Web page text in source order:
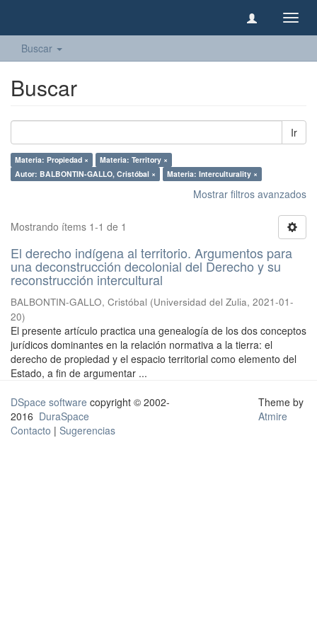
Buscar
Buscar
Ir
Materia: Propiedad ×
Materia: Territory ×
Autor: BALBONTIN-GALLO, Cristóbal ×
Materia: Interculturality ×
Mostrar filtros avanzados
Mostrando ítems 1-1 de 1
El derecho indígena al territorio. Argumentos para
una deconstrucción decolonial del Derecho y su
reconstrucción intercultural
BALBONTIN-GALLO, Cristóbal (Universidad del Zulia, 2021-01-
20)
El presente artículo practica una genealogía de los dos conceptos
jurídicos dominantes en la relación normativa a la tierra: el
derecho de propiedad y el espacio territorial como elemento del
Estado, a fin de argumentar ...
DSpace software copyright © 2002-
2016 DuraSpace
Contacto | Sugerencias
Theme by
Atmire